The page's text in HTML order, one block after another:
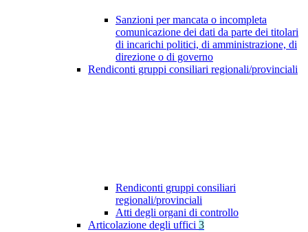
Sanzioni per mancata o incompleta
comunicazione dei dati da parte dei titolari
di incarichi politici, di amministrazione, di
direzione o di governo
Rendiconti gruppi consiliari regionali/provinciali
Rendiconti gruppi consiliari
regionali/provinciali
Atti degli organi di controllo
Articolazione degli uffici 3